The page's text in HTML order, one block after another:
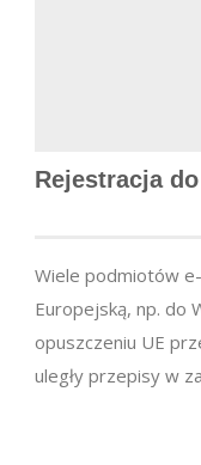
Rejestracja do
Wiele podmiotów
Europejską, np. do
opuszczeniu UE
uległy przepisy w